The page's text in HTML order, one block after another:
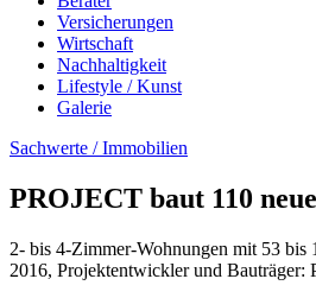
Versicherungen
Wirtschaft
Nachhaltigkeit
Lifestyle / Kunst
Galerie
Sachwerte / Immobilien
PROJECT baut 110
2- bis 4-Zimmer-Wohnungen mit 53 bis
2016, Projektentwickler und Bauträger: